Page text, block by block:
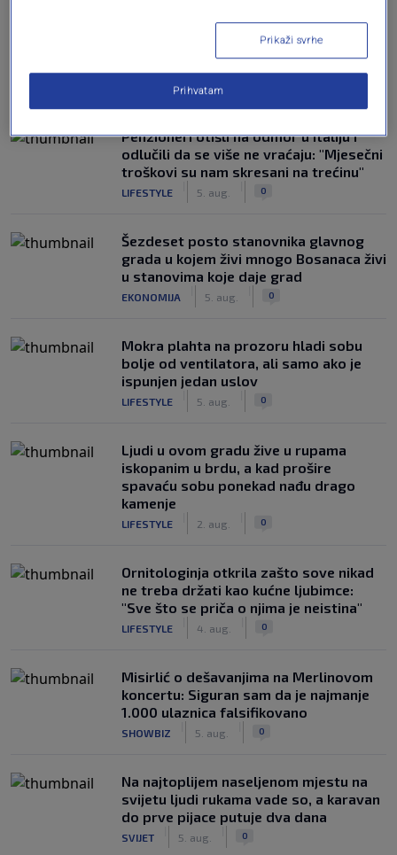
Penzioneri otišli na odmor u Italiju i
odlučili da se više ne vraćaju: "Mjesečni
troškovi su nam skresani na trećinu"
LIFESTYLE 5. aug. 0
Šezdeset posto stanovnika glavnog
grada u kojem živi mnogo Bosanaca živi
u stanovima koje daje grad
EKONOMIJA 5. aug. 0
Mokra plahta na prozoru hladi sobu
bolje od ventilatora, ali samo ako je
ispunjen jedan uslov
LIFESTYLE 5. aug. 0
Ljudi u ovom gradu žive u rupama
iskopanim u brdu, a kad prošire
spavaću sobu ponekad nađu drago
kamenje
LIFESTYLE 2. aug. 0
Ornitologinja otkrila zašto sove nikad
ne treba držati kao kućne ljubimce:
"Sve što se priča o njima je neistina"
LIFESTYLE 4. aug. 0
Misirlić o dešavanjima na Merlinovom
koncertu: Siguran sam da je najmanje
1.000 ulaznica falsifikovano
SHOWBIZ 5. aug. 0
Na najtoplijem naseljenom mjestu na
svijetu ljudi rukama vade so, a karavan
do prve pijace putuje dva dana
SVIJET 5. aug. 0
Prikaži svrhe
Prihvatam